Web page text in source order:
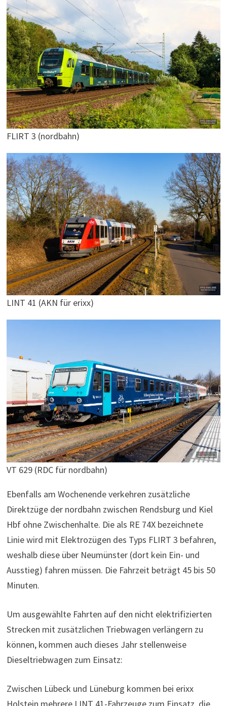
FLIRT 3 (nordbahn)
LINT 41 (AKN für erixx)
VT 629 (RDC für nordbahn)
Ebenfalls am Wochenende verkehren zusätzliche
Direktzüge der nordbahn zwischen Rendsburg und Kiel
Hbf ohne Zwischenhalte. Die als RE 74X bezeichnete
Linie wird mit Elektrozügen des Typs FLIRT 3 befahren,
weshalb diese über Neumünster (dort kein Ein- und
Ausstieg) fahren müssen. Die Fahrzeit beträgt 45 bis 50
Minuten.
Um ausgewählte Fahrten auf den nicht elektrifizierten
Strecken mit zusätzlichen Triebwagen verlängern zu
können, kommen auch dieses Jahr stellenweise
Dieseltriebwagen zum Einsatz:
Zwischen Lübeck und Lüneburg kommen bei erixx
Holstein mehrere LINT 41-Fahrzeuge zum Einsatz, die